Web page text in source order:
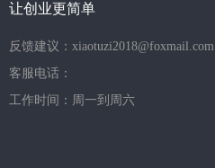
让创业更简单
反馈建议：xiaotuzi2018@foxmail.com
客服电话：
工作时间：周一到周六